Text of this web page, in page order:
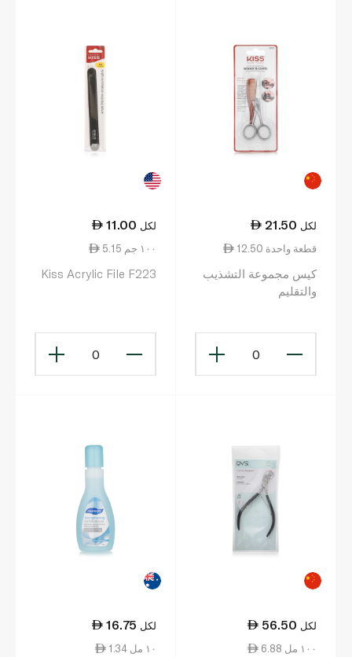
21.50 لكل
12.50 قطعة واحدة
كيس مجموعة التشذيب
والتقليم
0
11.00 لكل
5.15 ١٠٠ جم
Kiss Acrylic File F223
0
56.50 لكل
6.88 ١٠٠ مل
16.75 لكل
1.34 ١٠ مل